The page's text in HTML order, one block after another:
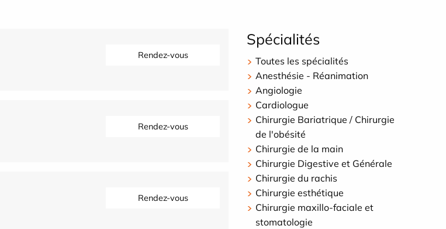
Rendez-vous
Rendez-vous
Rendez-vous
Spécialités
Toutes les spécialités
Anesthésie - Réanimation
Angiologie
Cardiologue
Chirurgie Bariatrique / Chirurgie
de l'obésité
Chirurgie de la main
Chirurgie Digestive et Générale
Chirurgie du rachis
Chirurgie esthétique
Chirurgie maxillo-faciale et
stomatologie